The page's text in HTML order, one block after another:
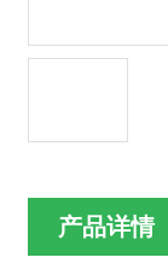
产品详情